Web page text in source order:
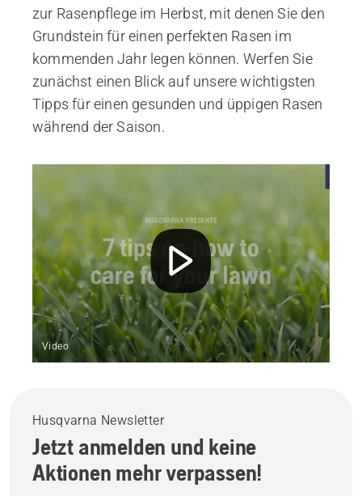
zur Rasenpflege im Herbst, mit denen Sie den
Grundstein für einen perfekten Rasen im
kommenden Jahr legen können. Werfen Sie
zunächst einen Blick auf unsere wichtigsten
Tipps für einen gesunden und üppigen Rasen
während der Saison.
Video
Husqvarna Newsletter
Jetzt anmelden und keine
Aktionen mehr verpassen!